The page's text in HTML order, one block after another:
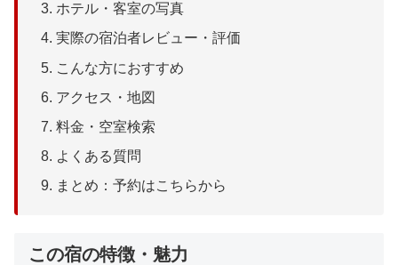
ホテル・客室の写真
実際の宿泊者レビュー・評価
こんな方におすすめ
アクセス・地図
料金・空室検索
よくある質問
まとめ：予約はこちらから
この宿の特徴・魅力